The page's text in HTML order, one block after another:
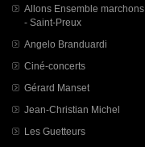
Allons Ensemble marchons
- Saint-Preux
Angelo Branduardi
Ciné-concerts
Gérard Manset
Jean-Christian Michel
Les Guetteurs